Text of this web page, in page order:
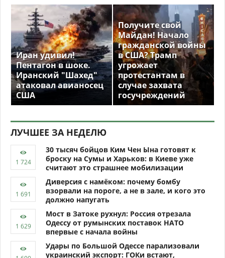
Иран удивил!
Пентагон в шоке.
Иранский "Шахед"
атаковал авианосец
США
Получите свой
Майдан! Начало
гражданской войны
в США? Трамп
угрожает
протестантам в
случае захвата
госучреждений
ЛУЧШЕЕ ЗА НЕДЕЛЮ
30 тысяч бойцов Ким Чен Ына готовят к
броску на Сумы и Харьков: в Киеве уже
считают это страшнее мобилизации
Диверсия с намёком: почему бомбу
взорвали на пороге, а не в зале, и кого это
должно напугать
Мост в Затоке рухнул: Россия отрезала
Одессу от румынских поставок НАТО
впервые с начала войны
Удары по Большой Одессе парализовали
украинский экспорт: ГОКи встают,